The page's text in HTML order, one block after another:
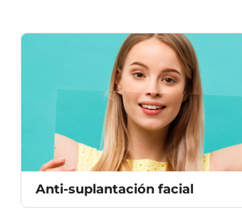
Anti-suplantación facial